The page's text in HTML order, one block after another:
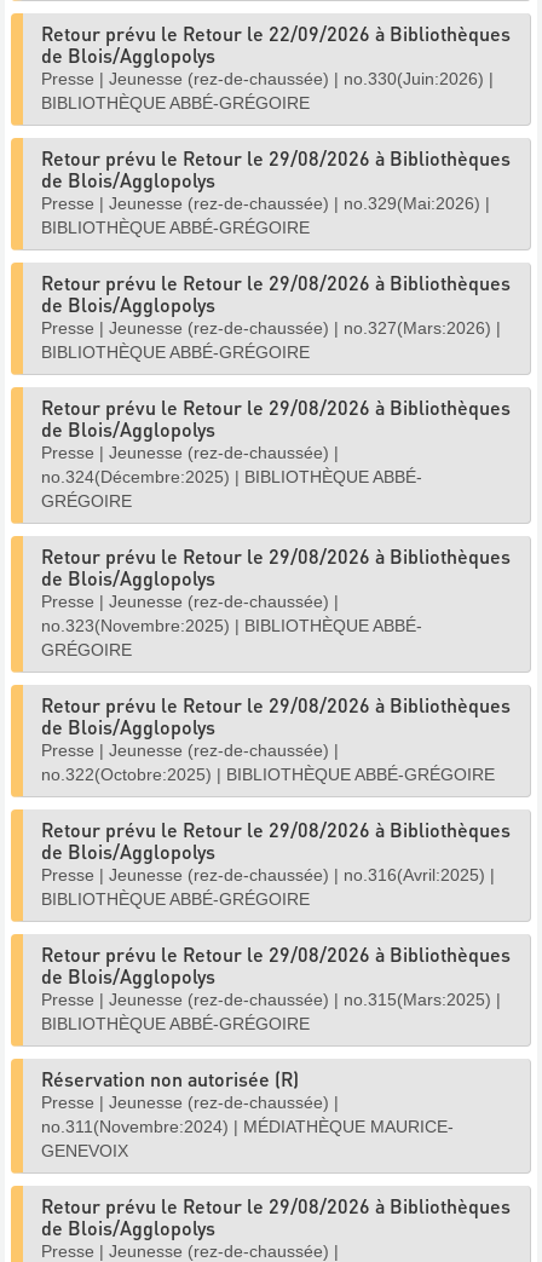
Retour prévu le Retour le 22/09/2026 à Bibliothèques
de Blois/Agglopolys
Presse | Jeunesse (rez-de-chaussée) | no.330(Juin:2026) |
BIBLIOTHÈQUE ABBÉ-GRÉGOIRE
Retour prévu le Retour le 29/08/2026 à Bibliothèques
de Blois/Agglopolys
Presse | Jeunesse (rez-de-chaussée) | no.329(Mai:2026) |
BIBLIOTHÈQUE ABBÉ-GRÉGOIRE
Retour prévu le Retour le 29/08/2026 à Bibliothèques
de Blois/Agglopolys
Presse | Jeunesse (rez-de-chaussée) | no.327(Mars:2026) |
BIBLIOTHÈQUE ABBÉ-GRÉGOIRE
Retour prévu le Retour le 29/08/2026 à Bibliothèques
de Blois/Agglopolys
Presse | Jeunesse (rez-de-chaussée) |
no.324(Décembre:2025) | BIBLIOTHÈQUE ABBÉ-
GRÉGOIRE
Retour prévu le Retour le 29/08/2026 à Bibliothèques
de Blois/Agglopolys
Presse | Jeunesse (rez-de-chaussée) |
no.323(Novembre:2025) | BIBLIOTHÈQUE ABBÉ-
GRÉGOIRE
Retour prévu le Retour le 29/08/2026 à Bibliothèques
de Blois/Agglopolys
Presse | Jeunesse (rez-de-chaussée) |
no.322(Octobre:2025) | BIBLIOTHÈQUE ABBÉ-GRÉGOIRE
Retour prévu le Retour le 29/08/2026 à Bibliothèques
de Blois/Agglopolys
Presse | Jeunesse (rez-de-chaussée) | no.316(Avril:2025) |
BIBLIOTHÈQUE ABBÉ-GRÉGOIRE
Retour prévu le Retour le 29/08/2026 à Bibliothèques
de Blois/Agglopolys
Presse | Jeunesse (rez-de-chaussée) | no.315(Mars:2025) |
BIBLIOTHÈQUE ABBÉ-GRÉGOIRE
Réservation non autorisée (R)
Presse | Jeunesse (rez-de-chaussée) |
no.311(Novembre:2024) | MÉDIATHÈQUE MAURICE-
GENEVOIX
Retour prévu le Retour le 29/08/2026 à Bibliothèques
de Blois/Agglopolys
Presse | Jeunesse (rez-de-chaussée) |